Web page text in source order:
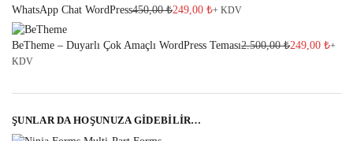
WhatsApp Chat WordPress450,00₺249,00 ₺+ KDV
BeTheme – Duyarlı Çok Amaçlı WordPress Teması2.500,00₺249,00 ₺+
KDV
ŞUNLAR DA HOŞUNUZA GİDEBİLİR…